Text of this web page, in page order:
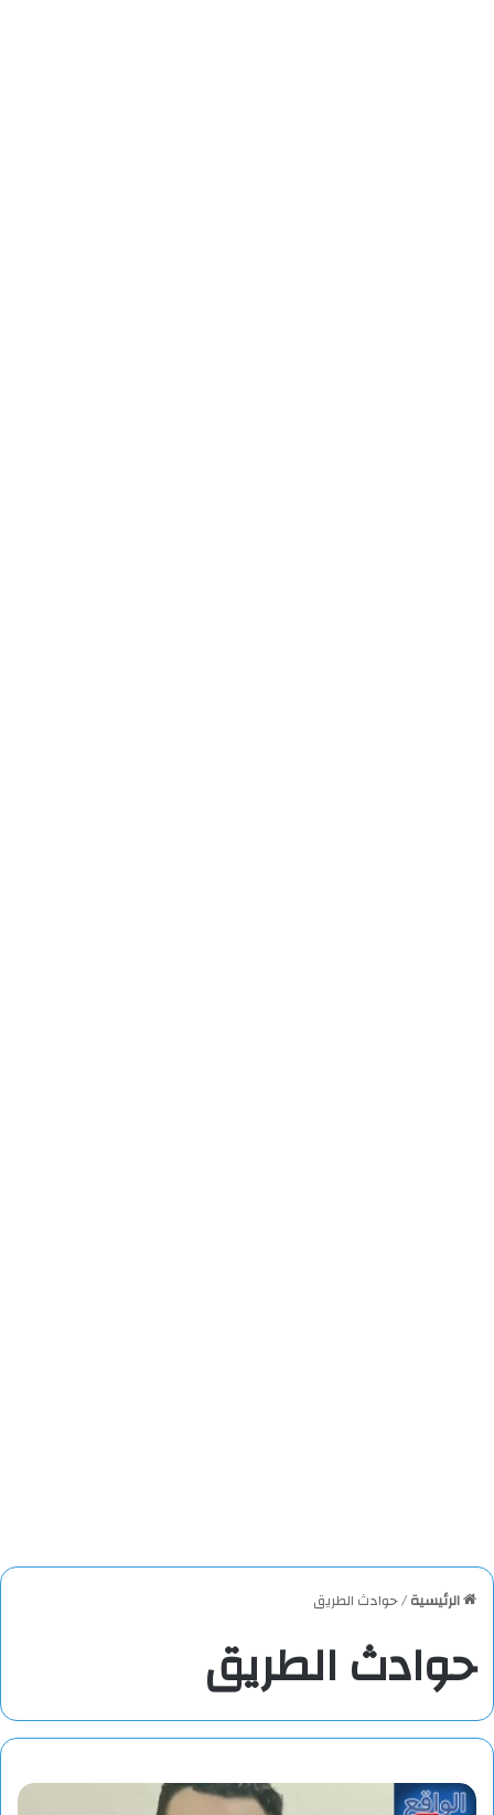
الرئيسية/حوادث الطريق
حوادث الطريق